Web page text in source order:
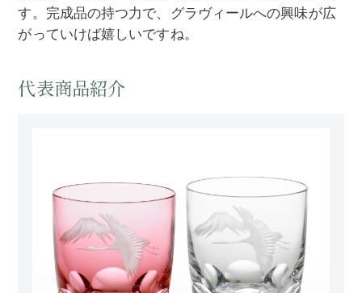
す。完成品の持つ力で、グラヴィールへの興味が広
がっていけば嬉しいですね。
代表商品紹介